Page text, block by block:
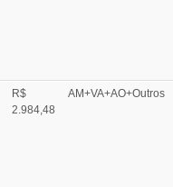
R$
2.984,48
AM+VA+AO+Outros